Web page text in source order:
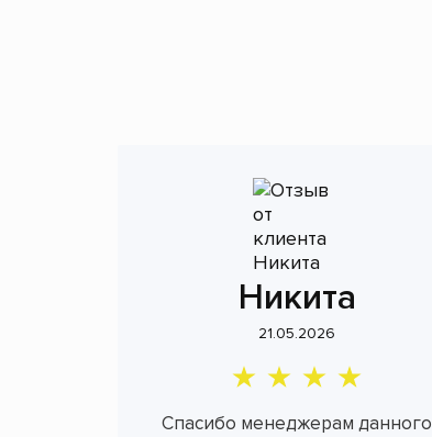
Никита
21.05.2026
Спасибо менеджерам данного